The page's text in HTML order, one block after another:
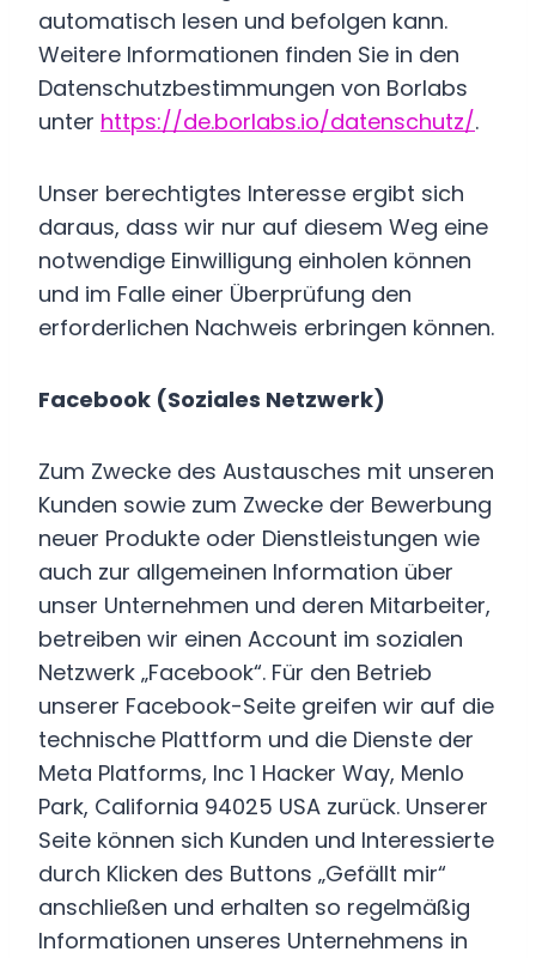
automatisch lesen und befolgen kann.
Weitere Informationen finden Sie in den
Datenschutzbestimmungen von Borlabs
unter https://de.borlabs.io/datenschutz/.
Unser berechtigtes Interesse ergibt sich
daraus, dass wir nur auf diesem Weg eine
notwendige Einwilligung einholen können
und im Falle einer Überprüfung den
erforderlichen Nachweis erbringen können.
Facebook (Soziales Netzwerk)
Zum Zwecke des Austausches mit unseren
Kunden sowie zum Zwecke der Bewerbung
neuer Produkte oder Dienstleistungen wie
auch zur allgemeinen Information über
unser Unternehmen und deren Mitarbeiter,
betreiben wir einen Account im sozialen
Netzwerk „Facebook“. Für den Betrieb
unserer Facebook-Seite greifen wir auf die
technische Plattform und die Dienste der
Meta Platforms, Inc 1 Hacker Way, Menlo
Park, California 94025 USA zurück. Unserer
Seite können sich Kunden und Interessierte
durch Klicken des Buttons „Gefällt mir“
anschließen und erhalten so regelmäßig
Informationen unseres Unternehmens in